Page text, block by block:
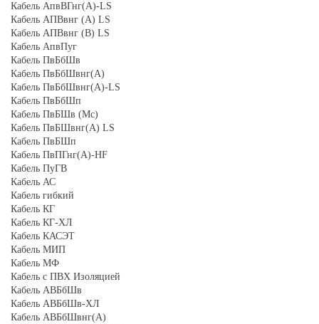
Кабель АпвВГнг(А)-LS
Кабель АПВвнг (A) LS
Кабель АПВвнг (B) LS
Кабель АпвПуг
Кабель ПвБбШв
Кабель ПвБбШвнг(А)
Кабель ПвБбШвнг(А)-LS
Кабель ПвБбШп
Кабель ПвБШв (Мс)
Кабель ПвБШвнг(А) LS
Кабель ПвБШп
Кабель ПвПГнг(А)-HF
Кабель ПуГВ
Кабель АС
Кабель гибкий
Кабель КГ
Кабель КГ-ХЛ
Кабель КАСЭТ
Кабель МИП
Кабель МФ
Кабель с ПВХ Изоляцией
Кабель АВБбШв
Кабель АВБбШв-ХЛ
Кабель АВБбШвнг(А)